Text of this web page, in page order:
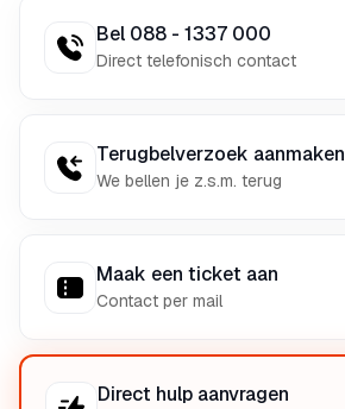
Bel 088 - 1337 000
Direct telefonisch contact
Terugbelverzoek aanmaken
We bellen je z.s.m. terug
Maak een ticket aan
Contact per mail
Direct hulp aanvragen